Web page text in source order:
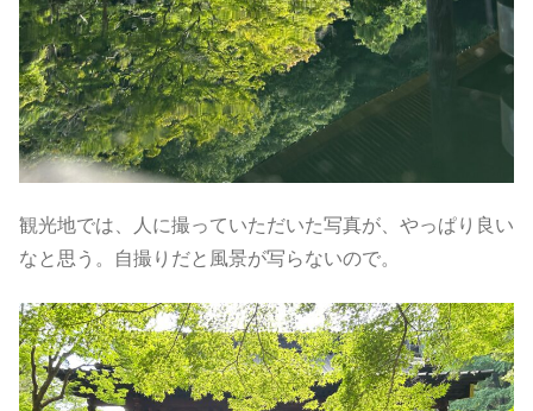
観光地では、人に撮っていただいた写真が、やっぱり良い
なと思う。自撮りだと風景が写らないので。